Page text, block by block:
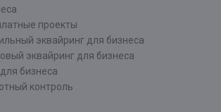
проекты
эквайринг для бизнеса
эквайринг для бизнеса
бизнеса
контроль